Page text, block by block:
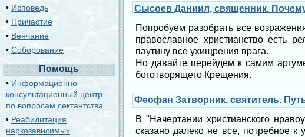
Сысоев Даниил, священник.
Попробуем разобрать все
православное христианство есть
паутину все ухищрения врага.
Но давайте перейдем к самим
боготворящего Крещения.
Феофан Затворник, святитель.
В "Начертании христианского
сказано далеко не все, потребное к
• Исповедь
• Причастие
• Венчание
• Соборование
Помощь
• Информационно-
консультационный центр
по вопросам сектантства
•Реабилитация
наркозависимых